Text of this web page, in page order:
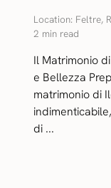
Location: Feltre,
2 min read
Il Matrimonio
e Bellezza
matrimonio di
di ...